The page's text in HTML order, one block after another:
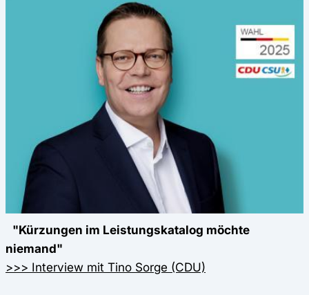
"Kürzungen im Leistungskatalog möchte
niemand"
>>> Interview mit Tino Sorge (CDU)